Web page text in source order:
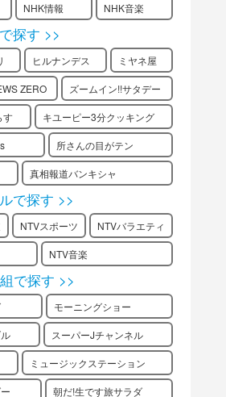
NHK情報 NHK音楽
探す >>
ヒルナンデス ミヤネ屋
ZERO ズームイン!!サタデー
す キユーピー3分クッキング
所さんの目がテン
真相報道バンキシャ
で探す >>
NTVスポーツ NTVバラエティ
NTV音楽
で探す >>
モーニングショー
スーパーJチャンネル
ミュージックステーション
朝だ!生です旅サラダ